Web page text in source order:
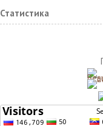
Статистика